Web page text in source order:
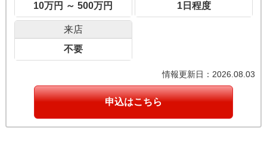
情報更新日：2026.08.03
10万円 ～ 500万円
1日程度
来店
不要
申込はこちら